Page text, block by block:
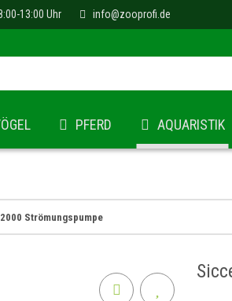
13:00 Uhr info@zooprofi.de
PFERD AQUARISTIK
Strömungspumpe